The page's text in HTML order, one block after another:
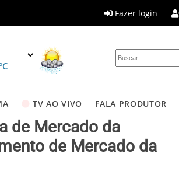
Fazer login
TV AO VIVO FALA PRODUTOR
de Mercado da
de Mercado da